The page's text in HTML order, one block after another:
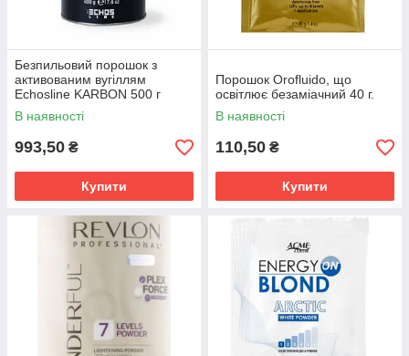
Безпильовий порошок з
активованим вугіллям
Echosline KARBON 500 г
(8008277234946)
В наявності
993,50 ₴
Купити
Порошок Orofluido, що
освітлює безаміачний 40 г.
В наявності
110,50 ₴
Купити